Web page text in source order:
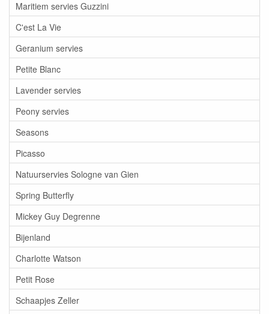
Maritiem servies Guzzini
C'est La Vie
Geranium servies
Petite Blanc
Lavender servies
Peony servies
Seasons
Picasso
Natuurservies Sologne van Gien
Spring Butterfly
Mickey Guy Degrenne
Bijenland
Charlotte Watson
Petit Rose
Schaapjes Zeller